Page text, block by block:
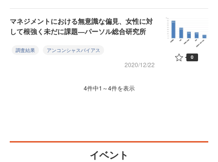
マネジメントにおける無意識な偏見、女性に対
して根強く未だに課題―パーソル総合研究所
調査結果 アンコンシャスバイアス
2020/12/22
0
4件中1～4件を表示
イベント